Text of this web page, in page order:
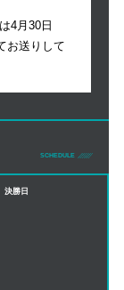
4月30日
お送りして
SCHEDULE
決勝日